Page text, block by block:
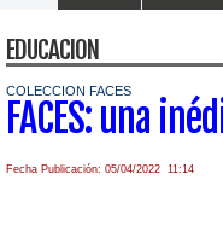
EDUCACION
COLECCION FACES
FACES: una
Fecha Publicación: 05/04/2022 11:14